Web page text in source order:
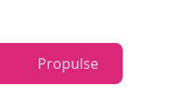
Propulse